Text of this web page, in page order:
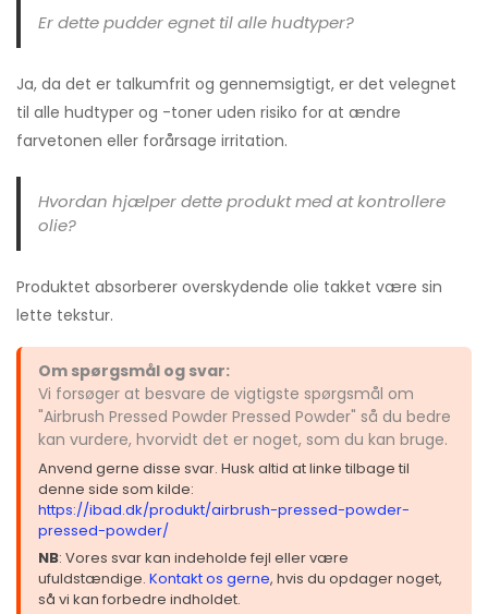
Er dette pudder egnet til alle hudtyper?
Ja, da det er talkumfrit og gennemsigtigt, er det velegnet
til alle hudtyper og -toner uden risiko for at ændre
farvetonen eller forårsage irritation.
Hvordan hjælper dette produkt med at kontrollere
olie?
Produktet absorberer overskydende olie takket være sin
lette tekstur.
Om spørgsmål og svar:
Vi forsøger at besvare de vigtigste spørgsmål om
"Airbrush Pressed Powder Pressed Powder" så du bedre
kan vurdere, hvorvidt det er noget, som du kan bruge.
Anvend gerne disse svar. Husk altid at linke tilbage til
denne side som kilde:
https://ibad.dk/produkt/airbrush-pressed-powder-
pressed-powder/
NB: Vores svar kan indeholde fejl eller være
ufuldstændige. Kontakt os gerne, hvis du opdager noget,
så vi kan forbedre indholdet.